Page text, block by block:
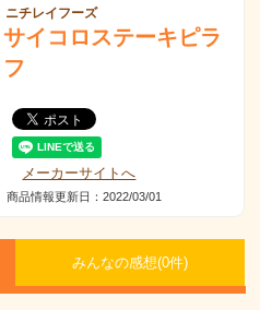
ニチレイフーズ
サイコロステーキピラ
フ
メーカーサイトへ
商品情報更新日：2022/03/01
みんなの感想(0件)